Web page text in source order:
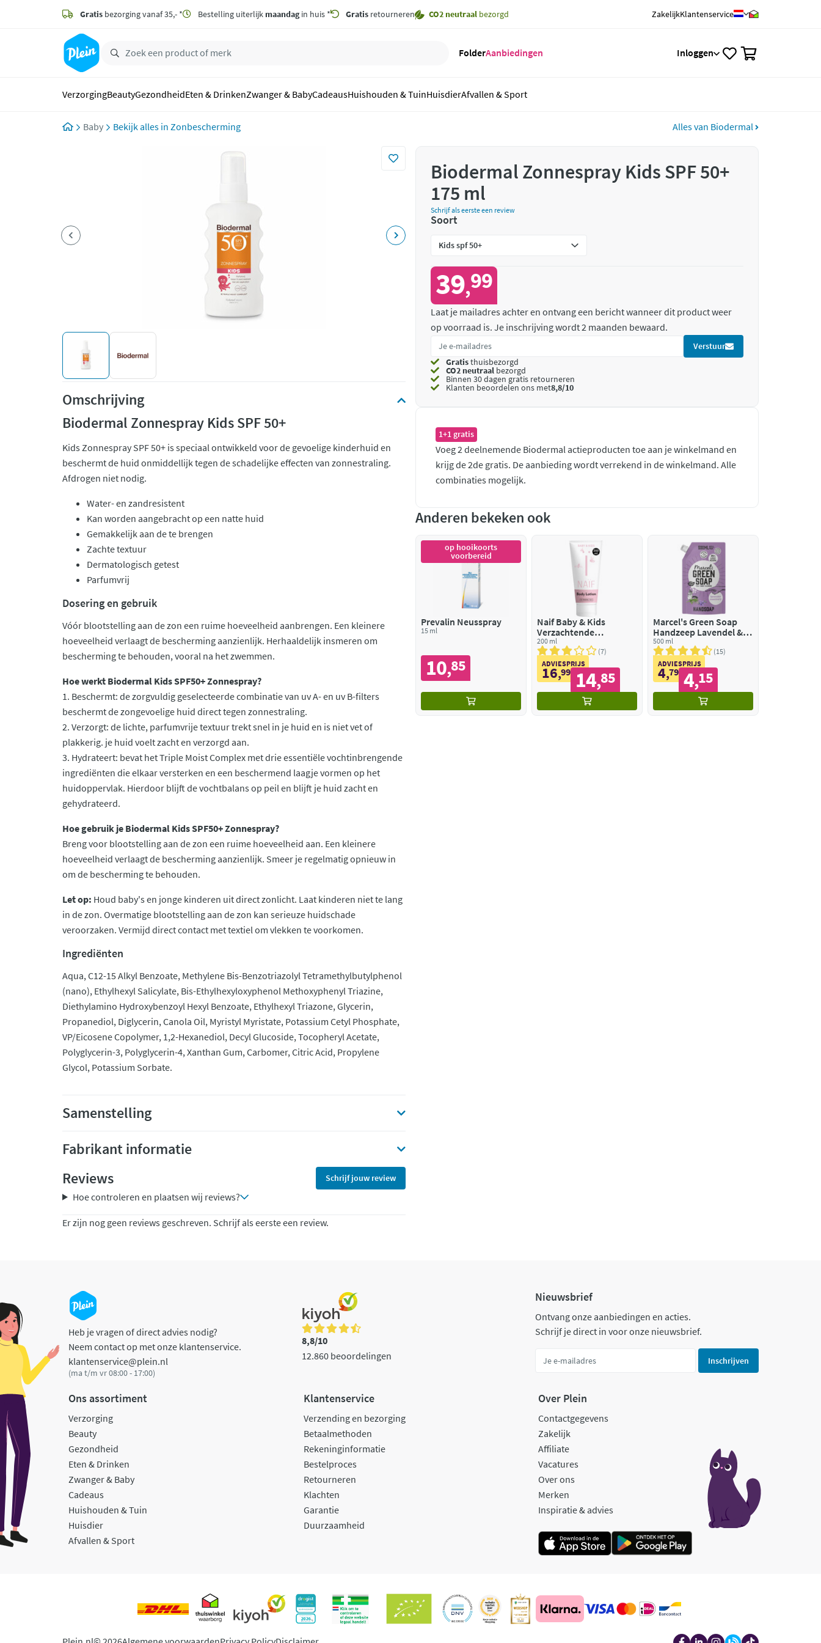
zoeken
hoofdinhoud
Gratis bezorging vanaf 35,- * Bestelling uiterlijk maandagin huis * Gratis retourneren CO2 neutraal bezorgd ZakelijkKlantenservice
FolderAanbiedingen Inloggen
VerzorgingBeautyGezondheidEten & DrinkenZwanger & BabyCadeausHuishouden & TuinHuisdierAfvallen & Sport
Baby Zonbescherming Alles van Biodermal
Omschrijving
Biodermal Zonnespray Kids SPF 50+
Kids Zonnespray SPF 50+ is speciaal ontwikkeld voor de gevoelige kinderhuid en
beschermt de huid onmiddellijk tegen de schadelijke effecten van zonnestraling.
Afdrogen niet nodig.
Water- en zandresistent
Kan worden aangebracht op een natte huid
Gemakkelijk aan de te brengen
Zachte textuur
Dermatologisch getest
Parfumvrij
Dosering en gebruik
Vóór blootstelling aan de zon een ruime hoeveelheid aanbrengen. Een kleinere
hoeveelheid verlaagt de bescherming aanzienlijk. Herhaaldelijk insmeren om
bescherming te behouden, vooral na het zwemmen.
Hoe werkt Biodermal Kids SPF50+ Zonnespray?
1. Beschermt: de zorgvuldig geselecteerde combinatie van uv A- en uv B-filters
beschermt de zongevoelige huid direct tegen zonnestraling.
2. Verzorgt: de lichte, parfumvrije textuur trekt snel in je huid en is niet vet of
plakkerig. je huid voelt zacht en verzorgd aan.
3. Hydrateert: bevat het Triple Moist Complex met drie essentiële vochtinbrengende
ingrediënten die elkaar versterken en een beschermend laagje vormen op het
huidoppervlak. Hierdoor blijft de vochtbalans op peil en blijft je huid zacht en
gehydrateerd.
Hoe gebruik je Biodermal Kids SPF50+ Zonnespray?
Breng voor blootstelling aan de zon een ruime hoeveelheid aan. Een kleinere
hoeveelheid verlaagt de bescherming aanzienlijk. Smeer je regelmatig opnieuw in
om de bescherming te behouden.
Let op: Houd baby's en jonge kinderen uit direct zonlicht. Laat kinderen niet te lang
in de zon. Overmatige blootstelling aan de zon kan serieuze huidschade
veroorzaken. Vermijd direct contact met textiel om vlekken te voorkomen.
Ingrediënten
Aqua, C12-15 Alkyl Benzoate, Methylene Bis-Benzotriazolyl Tetramethylbutylphenol
(nano), Ethylhexyl Salicylate, Bis-Ethylhexyloxyphenol Methoxyphenyl Triazine,
Diethylamino Hydroxybenzoyl Hexyl Benzoate, Ethylhexyl Triazone, Glycerin,
Propanediol, Diglycerin, Canola Oil, Myristyl Myristate, Potassium Cetyl Phosphate,
VP/Eicosene Copolymer, 1,2-Hexanediol, Decyl Glucoside, Tocopheryl Acetate,
Polyglycerin-3, Polyglycerin-4, Xanthan Gum, Carbomer, Citric Acid, Propylene
Glycol, Potassium Sorbate.
Samenstelling
Fabrikant informatie
Reviews
Schrijf jouw review
Hoe controleren en plaatsen wij reviews?
Er zijn nog geen reviews geschreven. Schrijf als eerste een review.
Biodermal Zonnespray Kids SPF 50+
175 ml
Schrijf als eerste een review
Soort
39,99
Laat je mailadres achter en ontvang een bericht wanneer dit product weer
op voorraad is. Je inschrijving wordt 2 maanden bewaard.
Verstuur
Gratisthuisbezorgd
CO2 neutraal bezorgd
Binnen 30 dagen gratis retourneren
Klanten beoordelen ons met8,8/10
1+1 gratis
Voeg 2 deelnemende Biodermal actieproducten toe aan je winkelmand en
krijg de 2de gratis. De aanbieding wordt verrekend in de winkelmand. Alle
combinaties mogelijk.
Anderen bekeken ook
op hooikoorts
voorbereid
Prevalin Neusspray
15 ml
10,85
Naif Baby & Kids
Verzachtende
Bodylotion
200 ml
7
ADVIESPRIJS
16,99 14,85
Marcel's Green Soap
Handzeep Lavendel &
Rozemarijn Navul
Stazak
500 ml
15
ADVIESPRIJS
4,79 4,15
Heb je vragen of direct advies nodig?
Neem contact op met onze klantenservice.
klantenservice@plein.nl
(ma t/m vr 08:00 - 17:00)
8,8/10
12.860 beoordelingen
Nieuwsbrief
Ontvang onze aanbiedingen en acties.
Schrijf je direct in voor onze nieuwsbrief.
Inschrijven
Ons assortiment
Verzorging
Beauty
Gezondheid
Eten & Drinken
Zwanger & Baby
Cadeaus
Huishouden & Tuin
Huisdier
Afvallen & Sport
Klantenservice
Verzending en bezorging
Betaalmethoden
Rekeninginformatie
Bestelproces
Retourneren
Klachten
Garantie
Duurzaamheid
Over Plein
Contactgegevens
Zakelijk
Affiliate
Vacatures
Over ons
Merken
Inspiratie & advies